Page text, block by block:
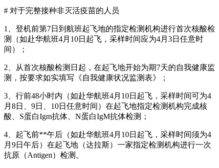
# 对于完整接种非灭活疫苗的人员
1、登机前第7日到航班起飞地的指定检测机构进行首次核酸检
测（如赴华航班4月10日起飞，采样时间应为4月3日任意时
间）；
2、从首次核酸检测日起，在起飞地开始为期7天的自我健康监
测，按要求如实填写《自我健康状况监测表》；
3、行前48小时内（如赴华航班4月10日起飞，采样时间可为4
月8日、9日、10日任意时间）在起飞地指定检测机构完成核
酸、S蛋白Igm抗体、N蛋白IgM抗体检测；
4、起飞前**午后（如赴华航班4月10日起飞，采样时间须为4
月9日午后）在起飞地（达拉斯）一家指定检测机构进行一次
抗原（Antigen）检测。